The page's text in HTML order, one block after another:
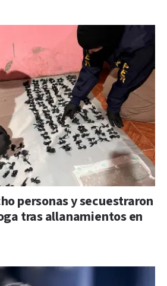
personas y secuestraron
tras allanamientos en